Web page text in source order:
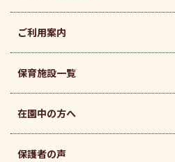
ご利用案内
保育施設一覧
在園中の方へ
保護者の声